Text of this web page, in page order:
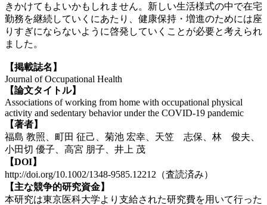
きかけてもよいかもしれません。新しい生活様式の中で在宅
勤務を継続していくにあたり、健康保持・増進のためには座
りすぎにならないように啓発していくことが必要と考えられ
ました。
【掲載誌名】
Journal of Occupational Health
【論文タイトル】
Associations of working from home with occupational physical
activity and sedentary behavior under the COVID-19 pandemic
【著者】
福島 教照、町田 征己、菊池 宏幸、天笠 志保、林 俊夫、
小田切 優子、高宮 朋子、井上 茂
【DOI】
http://doi.org/10.1002/1348-9585.12212（査読済み）
【主な競争的研究資金】
本研究は東京医科大学より支給された研究費を用いて行った